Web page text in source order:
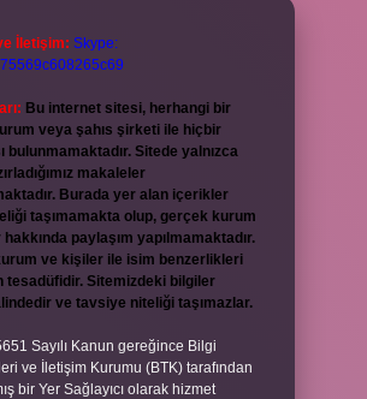
İletişim: Skype:
Bu internet sitesi, herhangi bir
veya şahıs şirketi ile hiçbir
bulunmamaktadır. Sitede yalnızca
makaleler
Burada yer alan içerikler
taşımamakta olup, gerçek kurum
paylaşım yapılmamaktadır.
ve kişiler ile isim benzerlikleri
tesadüfidir. Sitemizdeki bilgiler
ve tavsiye niteliği taşımazlar.
Sayılı Kanun gereğince Bilgi
ve İletişim Kurumu (BTK) tarafından
bir Yer Sağlayıcı olarak hizmet